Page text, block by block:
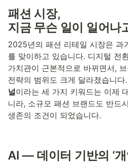
패션 시장,
지금 무슨 일이 일어나
2025년의 패션 리테일 시장은 과
를 맞이하고 있습니다. 디지털 전
가치관이 근본적으로 바뀌면서,
전략의 범위도 크게 달라졌습니다.
널이라는 세 가지 키워드는 이제
니라, 소규모 패션 브랜드도 반드
생존의 조건이 되었습니다.
AI — 데이터 기반의 ‘개